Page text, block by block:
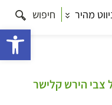
מהיר חיפוש
צבי הירש קלישר